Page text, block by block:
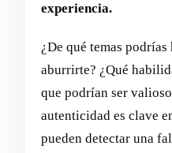
experiencia.
¿De qué temas
aburrirte? ¿Qué
que podrían ser
autenticidad es clave
pueden detectar una